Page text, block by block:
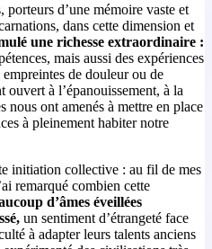
porteurs d’une mémoire vaste et
dans cette dimension et
une richesse extraordinaire :
mais aussi des expériences
de douleur ou de
à l’épanouissement, à la
nous ont amenés à mettre en place
à pleinement habiter notre
initiation collective : au fil de mes
remarqué combien cette
d’âmes éveillées
un sentiment d’étrangeté face
à adapter leurs talents anciens